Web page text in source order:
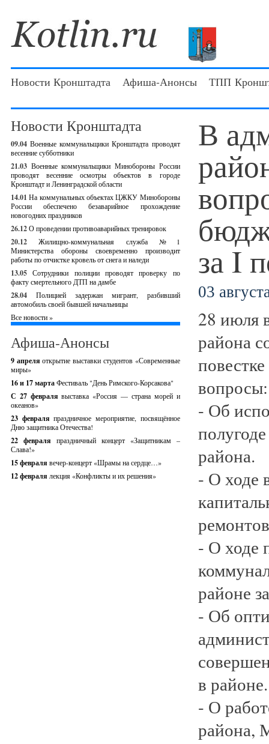
Новости Кронштадта Афиша-Анонсы ТПП
Новости Кронштадта
09.04 Военные коммунальщики Кронштадта проводят
весенние субботники
21.03 Военные коммунальщики Минобороны России
проводят весенние осмотры объектов в городе
Кронштадт и Ленинградской области
14.01 На коммунальных объектах ЦЖКУ Минобороны
России обеспечено безаварийное прохождение
новогодних праздников
26.12О проведении противоаварийных тренировок
20.12
Жилищно-коммунальная служба №1
Министерства обороны своевременно производит
работы по отчистке кровель от снега и наледи
13.05 Сотрудники полиции проводят проверку по
факту смертельного ДТП на дамбе
28.04
Полицией задержан мигрант, разбивший
автомобиль своей бывшей начальницы
Все новости »
Афиша-Анонсы
9 апреляоткрытие выставки студентов «Современные
миры»
16 и 17 мартаФестиваль "День Римского-Корсакова"
С 27 февралявыставка «Россия — страна морей и
океанов»
23 февраляпраздничное мероприятие, посвящённое
Дню защитника Отечества!
22 февраля праздничный концерт «Защитникам –
Слава!»
15 февраля вечер-концерт «Шрамы на сердце…»
12 февраля лекция «Конфликты и их решения»
В
за I
03
28 июля
района
вопросы:
- Об
района.
- О ходе
- О ходе
районе
- Об
в районе.
- О
района,